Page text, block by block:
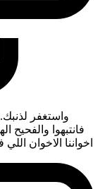
واستغفر
فانتبهوا
اخواننا الاخوان